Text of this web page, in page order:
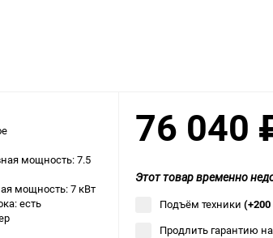
Выберите категорию
Выберите категорию
Выберите категорию
мощность: 7.5
мощность: 7 кВт
есть
76 040
Этот товар временно
Подъём техники (+200
Продлить гарантию